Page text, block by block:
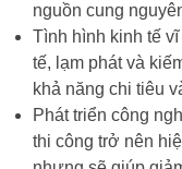
nguồn cung
Tình hình kinh tế
tế, lạm phát và
khả năng chi tiêu
Phát triển công
thi công trở nên